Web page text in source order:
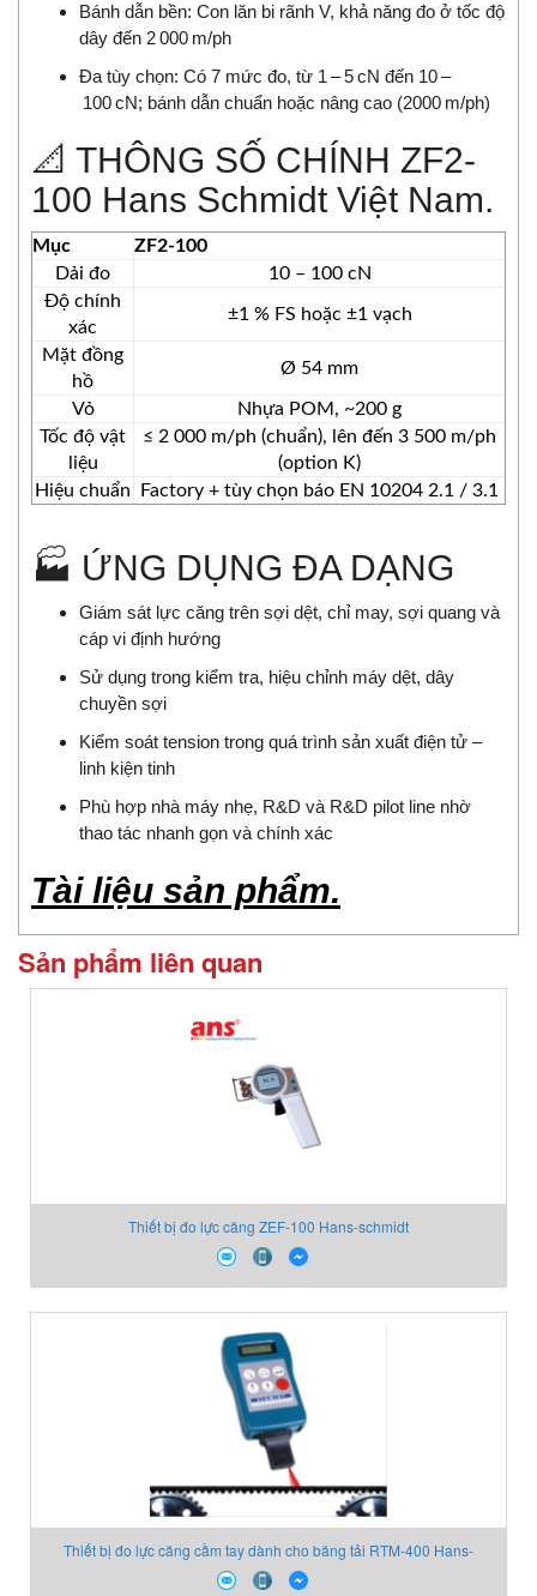
Bánh dẫn bền: Con lăn bi rãnh V, khả năng đo ở tốc độ
dây đến 2 000 m/ph
Đa tùy chọn: Có 7 mức đo, từ 1 – 5 cN đến 10 –
100 cN; bánh dẫn chuẩn hoặc nâng cao (2000 m/ph)
📐 THÔNG SỐ CHÍNH ZF2-
100 Hans Schmidt Việt Nam.
Mục
ZF2‑100
Dải đo
10 – 100 cN
Độ chính
xác
±1 % FS hoặc ±1 vạch
Mặt đồng
hồ
Ø 54 mm
Vỏ
Nhựa POM, ~200 g
Tốc độ vật
liệu
≤ 2 000 m/ph (chuẩn), lên đến 3 500 m/ph
(option K)
Hiệu chuẩn
Factory + tùy chọn báo EN 10204 2.1 / 3.1
🏭 ỨNG DỤNG ĐA DẠNG
Giám sát lực căng trên sợi dệt, chỉ may, sợi quang và
cáp vi định hướng
Sử dụng trong kiểm tra, hiệu chỉnh máy dệt, dây
chuyền sợi
Kiểm soát tension trong quá trình sản xuất điện tử –
linh kiện tinh
Phù hợp nhà máy nhẹ, R&D và R&D pilot line nhờ
thao tác nhanh gọn và chính xác
Tài liệu sản phẩm.
Sản phẩm liên quan
Thiết bị đo lực căng ZEF-100 Hans-schmidt
Thiết bị đo lực căng cầm tay dành cho băng tải RTM-400 Hans-
schmidt